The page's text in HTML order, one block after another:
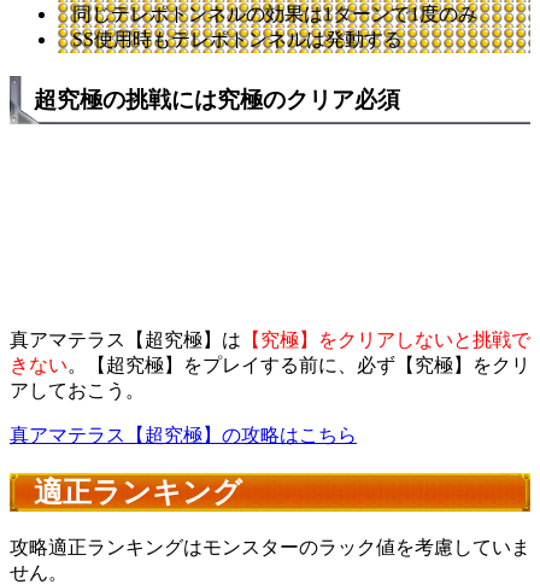
同じテレポトンネルの効果は1ターンで1度のみ
SS使用時もテレポトンネルは発動する
超究極の挑戦には究極のクリア必須
真アマテラス【超究極】は 【究極】をクリアしないと挑戦で
きない。【超究極】をプレイする前に、必ず【究極】をクリ
アしておこう。
真アマテラス【超究極】の攻略はこちら
適正ランキング
攻略適正ランキングはモンスターのラック値を考慮していま
せん。